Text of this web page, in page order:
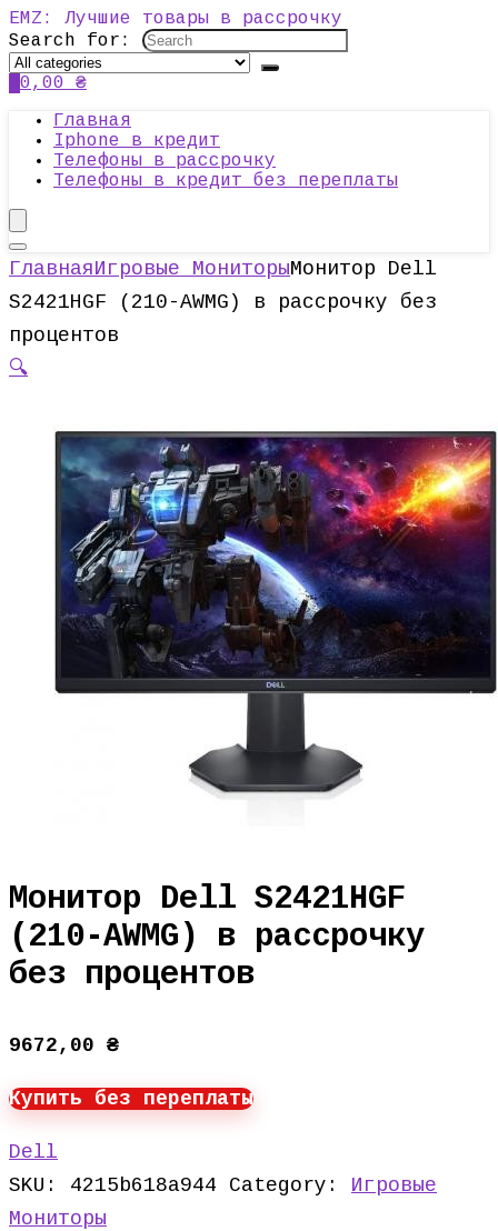
EMZ: Лучшие товары в рассрочку
Search for:
0,00 ₴
Главная
Iphone в кредит
Телефоны в рассрочку
Телефоны в кредит без переплаты
ГлавнаяИгровые МониторыМонитор Dell
S2421HGF (210-AWMG) в рассрочку без
процентов
🔍
Монитор Dell S2421HGF
(210-AWMG) в рассрочку
без процентов
9672,00 ₴
Купить без переплаты
Dell
SKU: 4215b618a944 Category: Игровые
Мониторы